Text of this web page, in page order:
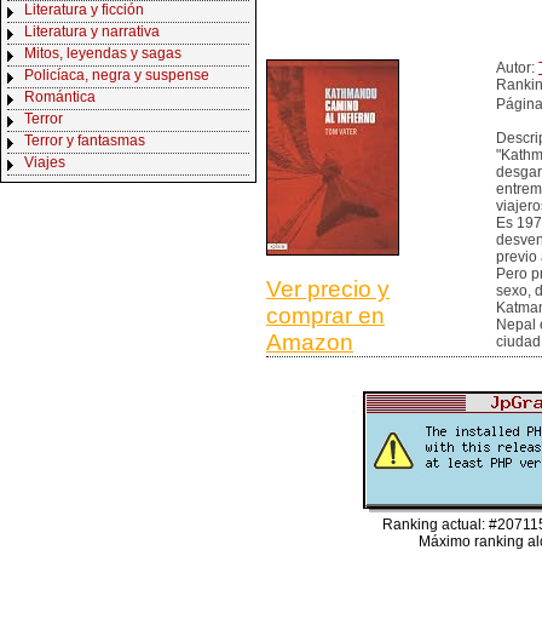
Literatura y ficción
Literatura y narrativa
Mitos, leyendas y sagas
Policíaca, negra y suspense
Romántica
Terror
Terror y fantasmas
Viajes
Ver precio y
comprar en
Amazon
Autor:
Es
previo
Pero
sexo,
Nepal
Ranking actual:
Máximo ranking